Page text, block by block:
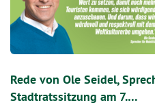
Rede von Ole Seidel,
Stadtratssitzung am 7.…